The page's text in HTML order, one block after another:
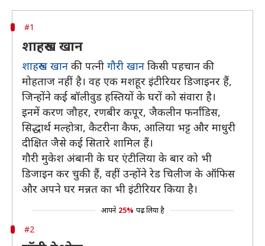
#1
शाहरुख खान
शाहरुख खान की पत्नी गौरी खान किसी पहचान की
मोहताज नहीं है। वह एक मशहूर इंटीरियर डिजाइनर हैं,
जिन्होंने कई बॉलीवुड हस्तियों के घरों को संवारा है।
इनमें करण जौहर, रणबीर कपूर, जैकलीन फर्नांडिस,
सिद्धार्थ मल्होत्रा, कैटरीना कैफ, आलिया भट्ट और माधुरी
दीक्षित जैसे कई सितारे शामिल हैं।
गौरी मुकेश अंबानी के घर एंटीलिया के बार को भी
डिजाइन कर चुकी हैं, वहीं उन्होंने रेड चिलीज के ऑफिस
और अपने घर मन्नत का भी इंटीरियर किया है।
आपने 25% पढ़ लिया है
#2